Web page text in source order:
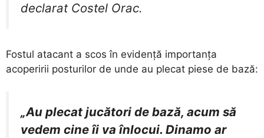
declarat Costel Orac.
​Fostul atacant a scos în evidență importanța
acoperirii posturilor de unde au plecat piese de bază:
„Au plecat jucători de bază, acum să
vedem cine îi va înlocui. Dinamo ar